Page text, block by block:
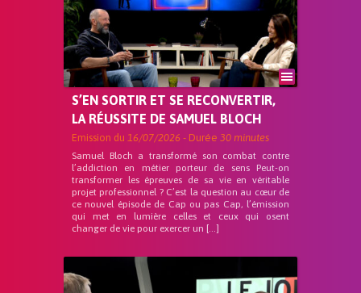
S’EN SORTIR ET SE RECONVERTIR,
LA RÉUSSITE DE SAMUEL BLOCH
Emission du 16/07/2026 - Durée 30 minutes
Samuel Bloch a transformé son combat contre
l’addiction en métier porteur de sens Peut-on
transformer les épreuves de sa vie en véritable
projet professionnel ? C’est la question au cœur de
ce nouvel épisode de Cap ou pas Cap, l’émission
qui met en lumière celles et ceux qui osent
changer de vie pour exercer un […]